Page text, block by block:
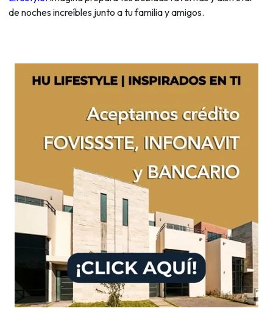
de noches increíbles junto a tu familia y amigos.